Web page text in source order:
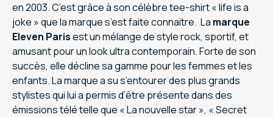
en 2003. C’est grâce à son célèbre tee-shirt « life is a
joke » que la marque s’est faite connaitre. La marque
Eleven Parisest un mélange de style rock, sportif, et
amusant pour un look ultra contemporain. Forte de son
succès, elle décline sa gamme pour les femmes et les
enfants. La marque a su s’entourer des plus grands
stylistes qui lui a permis d’être présente dans des
émissions télé telle que « La nouvelle star », « Secret